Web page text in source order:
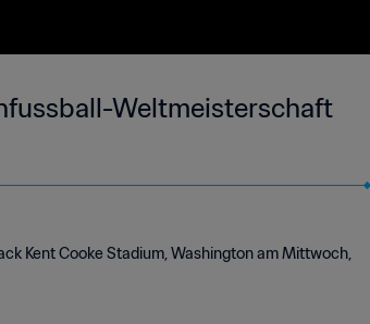
Weltmeisterschaft
Kent Cooke Stadium, Washington am Mittwoch,